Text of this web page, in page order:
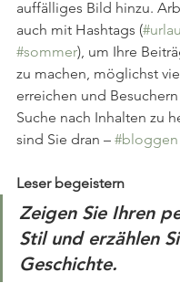
auffälliges Bild hinzu.
auch mit Hashtags (
#sommer), um Ihre
zu machen, möglichst
erreichen und
Suche nach Inhalten zu
sind Sie dran – #bloggen
Leser begeistern
Zeigen Sie Ihren
Stil und erzählen
Geschichte.